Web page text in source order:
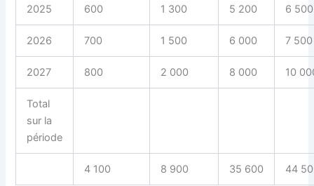
2025 600 1 300 5 200 6 500
2026 700 1 500 6 000 7 500
2027 800 2 000 8 000 10
Total
sur la
période
4 100 8 900 35 600 44